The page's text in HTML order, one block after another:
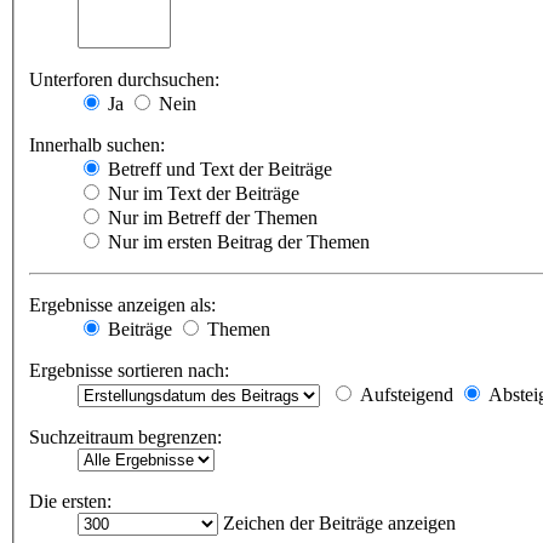
Unterforen durchsuchen:
Ja
Nein
Innerhalb suchen:
Betreff und Text der Beiträge
Nur im Text der Beiträge
Nur im Betreff der Themen
Nur im ersten Beitrag der Themen
Ergebnisse anzeigen als:
Beiträge
Themen
Ergebnisse sortieren nach:
Aufsteigend
Suchzeitraum begrenzen:
Die ersten:
Zeichen der Beiträge anzeigen